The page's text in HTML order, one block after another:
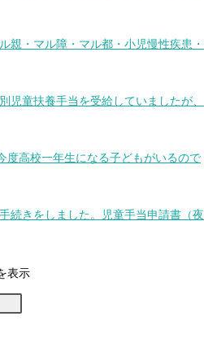
親・マル障・マル都・小児慢性疾患・
童扶養手当を受給していましたが、
度高校一年生になる子どもがいるので
続きをしました。児童手当申請書（夜
表示